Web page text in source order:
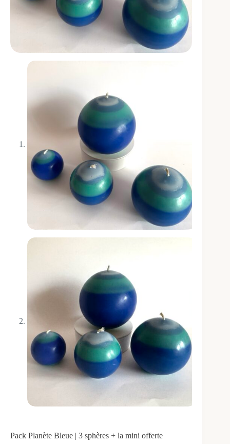
Pack Planète Bleue | 3 sphères + la mini offerte